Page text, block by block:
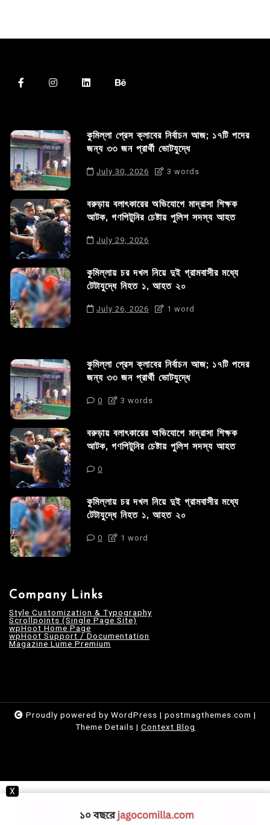
কুমিল্লা প্রেস ক্লাবের নির্বাচন আজ; ১৭টি পদের
জন্য ৩৩ জন প্রার্থী ভোটযুদ্ধে
July 30, 2026 3 words
বরুড়ায় বলাৎকারের অভিযোগে মাদ্রাসা শিক্ষক
আটক, গণপিটুনির চেষ্টায় পুলিশ সদস্য আহত
July 29, 2026
কুমিল্লায় চর দখল নিয়ে দুই গ্রামবাসীর মধ্যে
টেটাযুদ্ধে নিহত ১, আহত ২০
July 26, 2026 1 word
কুমিল্লা প্রেস ক্লাবের নির্বাচন আজ; ১৭টি পদের
জন্য ৩৩ জন প্রার্থী ভোটযুদ্ধে
0 3 words
বরুড়ায় বলাৎকারের অভিযোগে মাদ্রাসা শিক্ষক
আটক, গণপিটুনির চেষ্টায় পুলিশ সদস্য আহত
0
কুমিল্লায় চর দখল নিয়ে দুই গ্রামবাসীর মধ্যে
টেটাযুদ্ধে নিহত ১, আহত ২০
0 1 word
Company Links
Style Customization & Typography
Scrollpoints (Single Page Site)
wpHoot Home Page
wpHoot Support / Documentation
Magazine Lume Premium
Proudly powered by WordPress | postmagthemes.com |
Theme Details | Context Blog
X